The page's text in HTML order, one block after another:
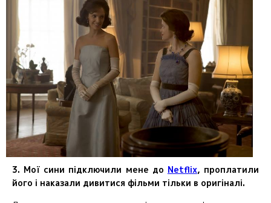
3. Мої сини підключили мене до Netflix, проплатили
його і наказали дивитися фільми тільки в оригіналі.